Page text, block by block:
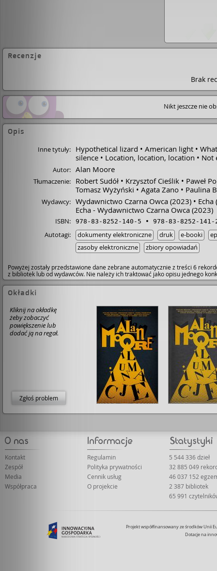
Recenzje
Brak
Nikt jeszcze nie
Opis
Inne tytuły: Hypothetical lizard American light
silence
Location, location, location Not
Autor: Alan Moore
Tłumaczenie: Robert Sudół Krzysztof Cieślik
Paweł
Tomasz Wyżyński
Agata Zano Paulina
Wydawcy: Wydawnictwo Czarna Owca (2023) Echa
Echa - Wydawnictwo Czarna Owca (2023)
ISBN: 978-83-8252-140-5 978-83-8252-141-
Autotagi: dokumenty elektroniczne druk e-booki
zasoby elektroniczne
zbiory opowiadań
Powyżej zostały przedstawione dane zebrane automatycznie z treści 6
z bibliotek lub od wydawców. Nie należy ich traktować jako opisu jednego
Okładki
Kliknij na okładkę
żeby zobaczyć
powiększenie lub
dodać ją na regał.
Zgłoś problem
Kontakt
Zespół
Media
Współpraca
Regulamin
Polityka prywatności
Cennik usług
O projekcie
5 544 336 dzieł
32 885 049
46 037 152
2 387 bibliotek
65 991
Projekt współfinansowany ze środków Unii
Dotacje na